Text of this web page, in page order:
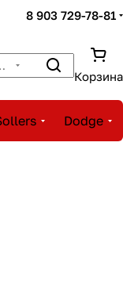
8 903 729-78-81
Корзина
Dodge